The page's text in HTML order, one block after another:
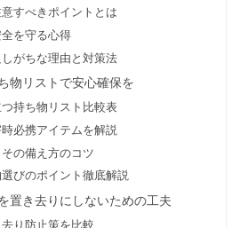
すべきポイントとは
を守る心得
がちな理由と対策法
物リストで安心確保を
持ち物リスト比較表
必携アイテムを解説
の備え方のコツ
びのポイント徹底解説
置き去りにしないための工夫
り防止策を比較